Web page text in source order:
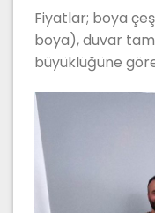
Fiyatlar; boya
boya), duvar
büyüklüğüne